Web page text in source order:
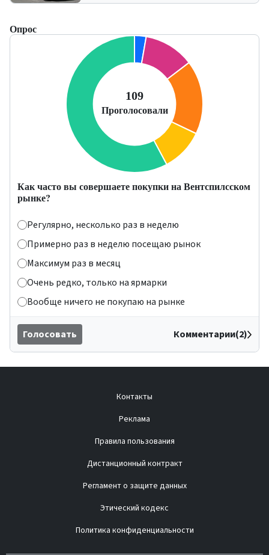
Опрос
Как часто вы совершаете покупки на Вентспилсском
рынке?
Регулярно, несколько раз в неделю
Примерно раз в неделю посещаю рынок
Максимум раз в месяц
Очень редко, только на ярмарки
Вообще ничего не покупаю на рынке
Голосовать Комментарии(2)
Контакты
Реклама
Правила пользования
Дистанционный контракт
Регламент о защите данных
Этический кодекс
Политика конфиденциальности